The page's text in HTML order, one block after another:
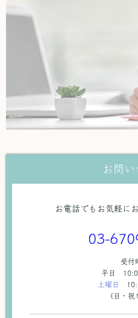
お問い
お電話でもお気軽に
03-
受付
平日
土曜日
（日・祝